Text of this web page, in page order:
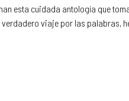
esta cuidada antología que
verdadero viaje por las